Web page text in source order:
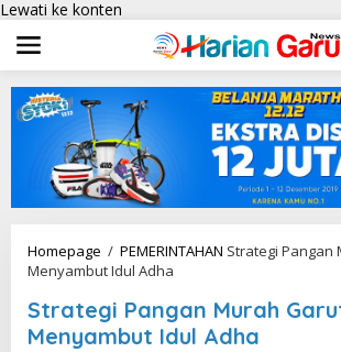
Lewati ke konten
Homepage / PEMERINTAHAN Strategi Pangan
Menyambut Idul Adha
Strategi Pangan Murah
Menyambut Idul Adha